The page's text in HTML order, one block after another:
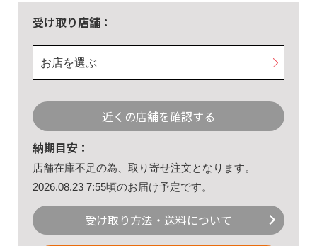
受け取り店舗：
お店を選ぶ
近くの店舗を確認する
納期目安：
店舗在庫不足の為、取り寄せ注文となります。
2026.08.23 7:55頃のお届け予定です。
受け取り方法・送料について